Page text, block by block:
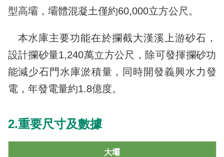
型高壩，壩體混凝土僅約60,000立方公尺。
本水庫主要功能在於攔截大漢溪上游砂石，
設計攔砂量1,240萬立方公尺，除可發揮攔砂功
能減少石門水庫淤積量，同時開發義興水力發
電，年發電量約1.8億度。
2.重要尺寸及數據
大壩